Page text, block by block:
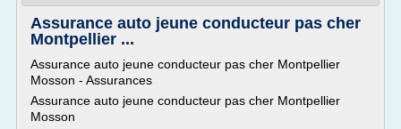
Assurance auto jeune conducteur pas cher
Montpellier ...
Assurance auto jeune conducteur pas cher Montpellier
Mosson - Assurances
Assurance auto jeune conducteur pas cher Montpellier
Mosson